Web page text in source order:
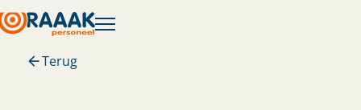
Terug